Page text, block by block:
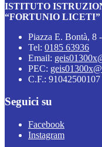
ISTITUTO
“FORTUNIO LICETI”
Piazza E. Bontà, 8
Tel: 0185 63936
Email:
PEC:
C.F.: 91042500107
Seguici su
Facebook
Instagram